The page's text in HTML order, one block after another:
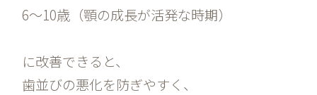
6〜10歳（顎の成長が活発な時期）
に改善できると、
歯並びの悪化を防ぎやすく、